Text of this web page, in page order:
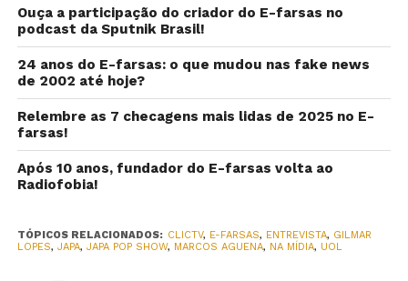
Ouça a participação do criador do E-farsas no
podcast da Sputnik Brasil!
24 anos do E-farsas: o que mudou nas fake news
de 2002 até hoje?
Relembre as 7 checagens mais lidas de 2025 no E-
farsas!
Após 10 anos, fundador do E-farsas volta ao
Radiofobia!
TÓPICOS RELACIONADOS: CLICTV, E-FARSAS, ENTREVISTA, GILMAR
LOPES, JAPA, JAPA POP SHOW, MARCOS AGUENA, NA MÍDIA, UOL